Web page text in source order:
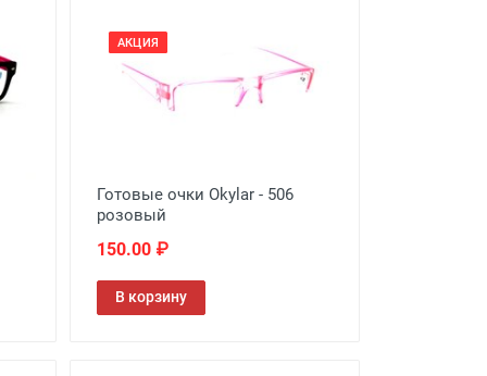
АКЦИЯ
Готовые очки Okylar - 506
розовый
150.00 ₽
В корзину